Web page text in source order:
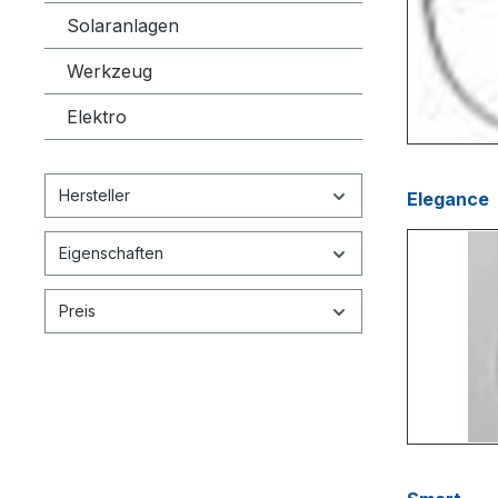
Solaranlagen
Werkzeug
Elektro
Hersteller
Eigenschaften
Preis
Elegance